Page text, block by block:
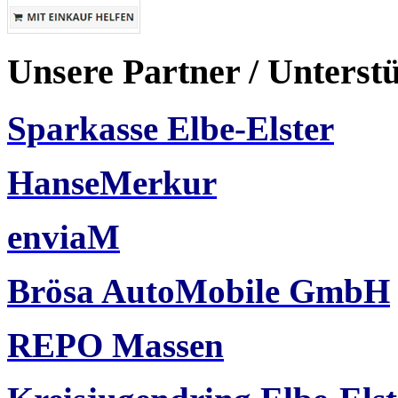
Unsere Partner /
Sparkasse Elbe-Elster
HanseMerkur
enviaM
Brösa AutoMobile GmbH
REPO Massen